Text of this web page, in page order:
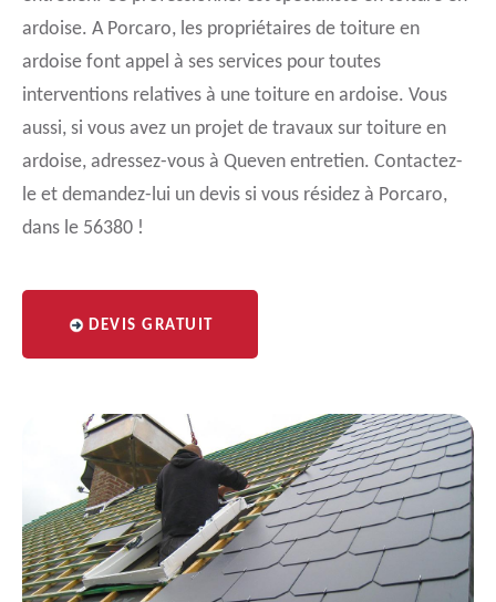
ardoise. A Porcaro, les propriétaires de toiture en
ardoise font appel à ses services pour toutes
interventions relatives à une toiture en ardoise. Vous
aussi, si vous avez un projet de travaux sur toiture en
ardoise, adressez-vous à Queven entretien. Contactez-
le et demandez-lui un devis si vous résidez à Porcaro,
dans le 56380 !
DEVIS GRATUIT